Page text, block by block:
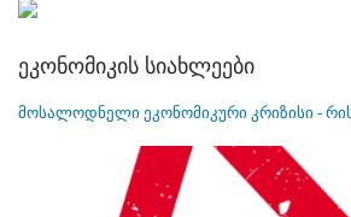
ეკონომიკის სიახლეები
მოსალოდნელი ეკონომიკური კრიზისი -